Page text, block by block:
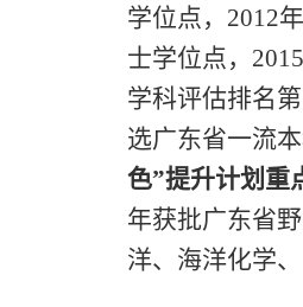
学位点， 2012
士学位点， 2015
学科评估排名
选广东省一流
色”提升计划重
年获批广东省
洋、海洋化学